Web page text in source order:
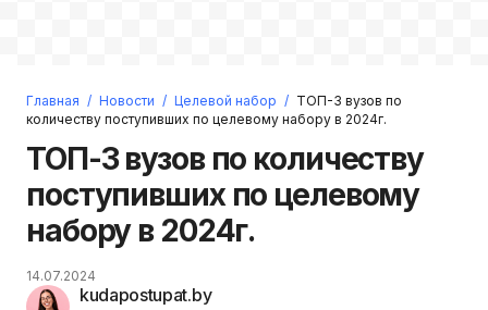
Войти
Регистрация
Прислать пароль
Главная / Новости / Целевой набор / ТОП-3 вузов по
количеству поступивших по целевому набору в 2024г.
ТОП-3 вузов по количеству
поступивших по целевому
набору в 2024г.
kudapostupat.by
14.07.2024